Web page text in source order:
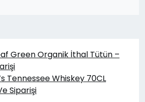
Green Organik İthal Tütün –
Tennessee Whiskey 70CL
Siparişi